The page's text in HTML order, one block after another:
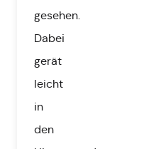
gesehen.
Dabei
gerät
leicht
in
den